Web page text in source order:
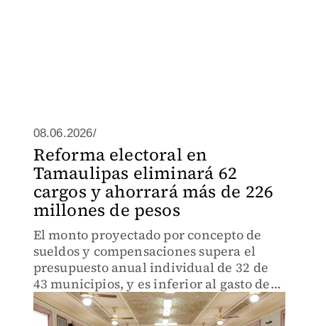
08.06.2026/
Reforma electoral en
Tamaulipas eliminará 62
cargos y ahorrará más de 226
millones de pesos
El monto proyectado por concepto de
sueldos y compensaciones supera el
presupuesto anual individual de 32 de
43 municipios, y es inferior al gasto de
11 ayuntamientos con más capacidad
financiera